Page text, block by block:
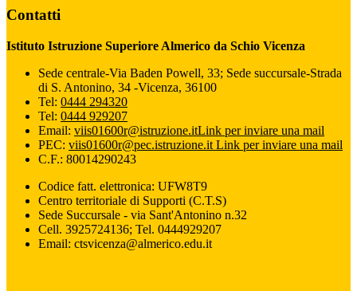
Contatti
Istituto Istruzione Superiore Almerico da Schio Vicenza
Sede centrale-Via Baden Powell, 33; Sede succursale-Strada
di S. Antonino, 34 -Vicenza, 36100
Tel: 0444 294320
Tel: 0444 929207
Email: viis01600r@istruzione.itLink per inviare una mail
PEC: viis01600r@pec.istruzione.it Link per inviare una mail
C.F.: 80014290243
Codice fatt. elettronica: UFW8T9
Centro territoriale di Supporti (C.T.S)
Sede Succursale - via Sant'Antonino n.32
Cell. 3925724136; Tel. 0444929207
Email: ctsvicenza@almerico.edu.it